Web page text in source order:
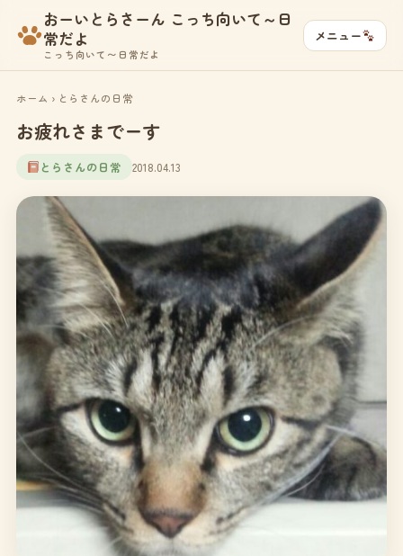
おーいとらさーん こっち向いて～日
常だよ
こっち向いて〜日常だよ
メニュー
ホーム › とらさんの日常
お疲れさまでーす
とらさんの日常 2018.04.13